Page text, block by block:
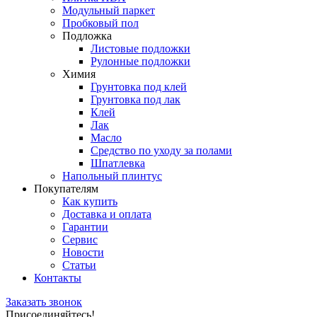
Модульный паркет
Пробковый пол
Подложка
Листовые подложки
Рулонные подложки
Химия
Грунтовка под клей
Грунтовка под лак
Клей
Лак
Масло
Средство по уходу за полами
Шпатлевка
Напольный плинтус
Покупателям
Как купить
Доставка и оплата
Гарантии
Сервис
Новости
Статьи
Контакты
Заказать звонок
Присоединяйтесь!